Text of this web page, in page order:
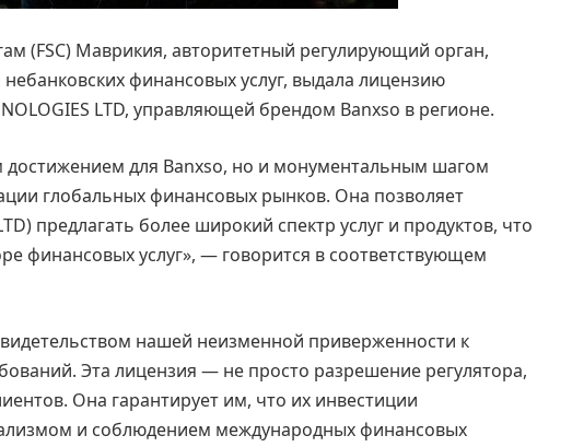
(FSC) Маврикия, авторитетный регулирующий орган,
финансовых услуг, выдала лицензию
LTD, управляющей брендом Banxso в регионе.
достижением для Banxso, но и монументальным шагом
глобальных финансовых рынков. Она позволяет
предлагать более широкий спектр услуг и продуктов, что
финансовых услуг», — говорится в соответствующем
нашей неизменной приверженности к
Эта лицензия — не просто разрешение регулятора,
Она гарантирует им, что их инвестиции
и соблюдением международных финансовых